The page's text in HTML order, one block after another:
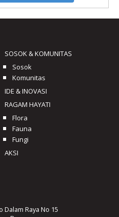
SOSOK & KOMUNITAS
Sosok
Komunitas
IDE & INOVASI
RAGAM HAYATI
Flora
Fauna
Fungi
AKSI
Dalam Raya No 15